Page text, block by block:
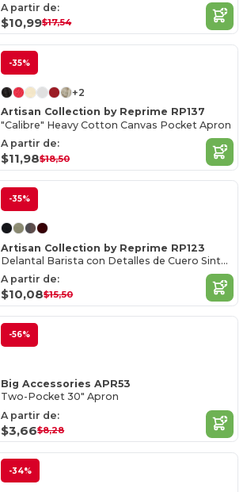
A partir de:
$10,99$17,54
-35%
+2
Artisan Collection by Reprime RP137
"Calibre" Heavy Cotton Canvas Pocket Apron
A partir de:
$11,98$18,50
-35%
Artisan Collection by Reprime RP123
Delantal Barista con Detalles de Cuero Sintético
A partir de:
$10,08$15,50
-56%
Big Accessories APR53
Two-Pocket 30" Apron
A partir de:
$3,66$8,28
-34%